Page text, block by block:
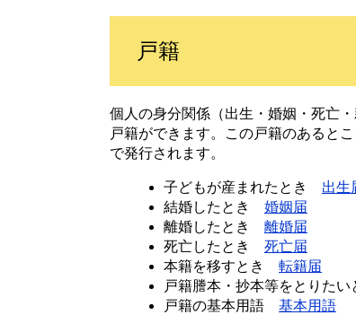
戸籍
個人の身分関係（出生・婚姻・死亡
戸籍ができます。この戸籍のあると
で発行されます。
子どもが産まれたとき 出生
結婚したとき 婚姻届
離婚したとき 離婚届
死亡したとき 死亡届
本籍を移すとき 転籍届
戸籍謄本・抄本等をとりた
戸籍の基本用語 基本用語